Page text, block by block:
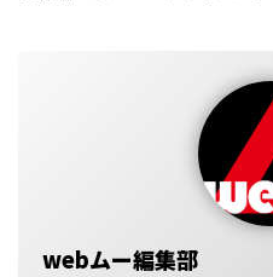
webムー編集部